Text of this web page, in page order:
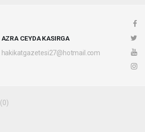
AZRA CEYDA KASIRGA
hakikatgazetesi27@hotmail.com
(0)